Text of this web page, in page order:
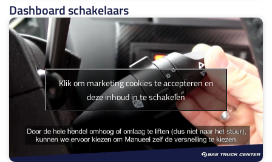
Dashboard schakelaars
Klik om marketing cookies te accepteren en
deze inhoud in te schakelen